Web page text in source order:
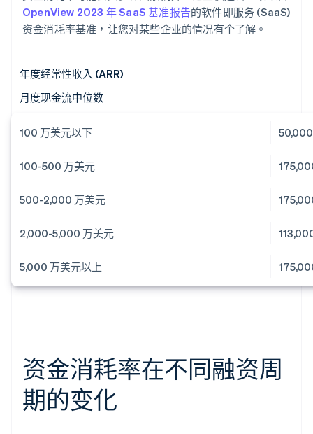
OpenView 2023 年 SaaS 基准报告的软件即服务 (SaaS)
资金消耗率基准，让您对某些企业的情况有个了解。
年度经常性收入 (ARR)
月度现金流中位数
100 万美元以下
100-500 万美元
500-2,000 万美元
2,000-5,000 万美元
5,000 万美元以上
资金消耗率在不同融资周
期的变化